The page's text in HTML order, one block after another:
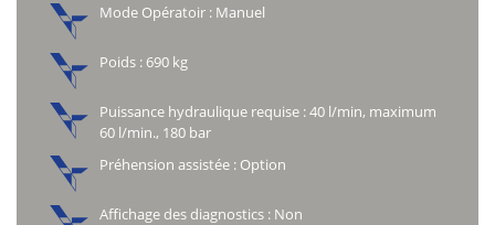
Mode Opératoir : Manuel
Poids : 690 kg
Puissance hydraulique requise : 40 l/min, maximum
60 l/min., 180 bar
Préhension assistée : Option
Affichage des diagnostics : Non